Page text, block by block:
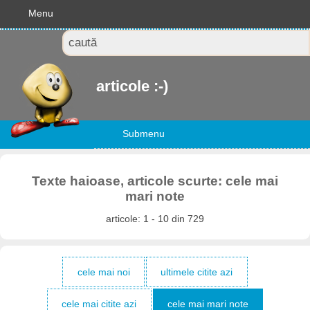
Menu
articole :-)
Submenu
Texte haioase, articole scurte: cele mai
mari note
articole: 1 - 10 din 729
cele mai noi ultimele citite azi
cele mai citite azi cele mai mari note